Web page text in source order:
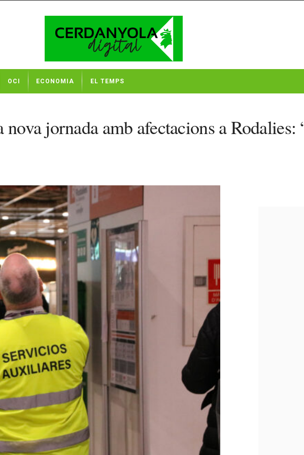
OCI ECONOMIA EL TEMPS
nova jornada amb afectacions a